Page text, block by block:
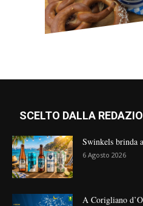
SCELTO DALLA
Swinkels brinda
6 Agosto 2026
A Corigliano